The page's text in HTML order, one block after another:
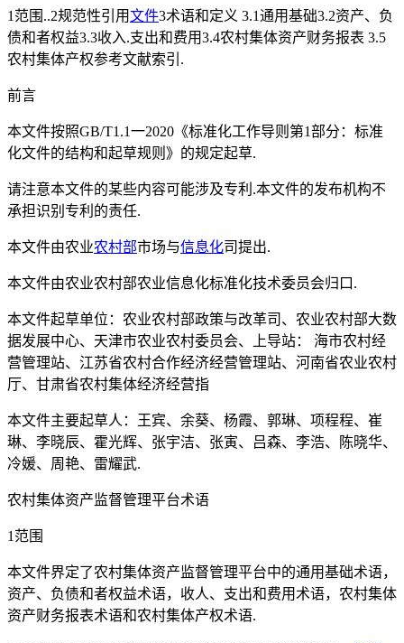
1范围..2规范性引用文件3术语和定义 3.1通用基础3.2资产、负
债和者权益3.3收入.支出和费用3.4农村集体资产财务报表 3.5
农村集体产权参考文献索引.
前言
本文件按照GB/T1.1一2020《标准化工作导则第1部分：标准
化文件的结构和起草规则》的规定起草.
请注意本文件的某些内容可能涉及专利.本文件的发布机构不
承担识别专利的责任.
本文件由农业农村部市场与信息化司提出.
本文件由农业农村部农业信息化标准化技术委员会归口.
本文件起草单位：农业农村部政策与改革司、农业农村部大数
据发展中心、天津市农业农村委员会、上导站： 海市农村经
营管理站、江苏省农村合作经济经营管理站、河南省农业农村
厅、甘肃省农村集体经济经营指
本文件主要起草人：王宾、余葵、杨霞、郭琳、项程程、崔
琳、李晓辰、霍光辉、张宇洁、张寅、吕森、李浩、陈晓华、
冷媛、周艳、雷耀武.
农村集体资产监督管理平台术语
1范围
本文件界定了农村集体资产监督管理平台中的通用基础术语，
资产、负债和者权益术语，收人、支出和费用术语，农村集体
资产财务报表术语和农村集体产权术语.